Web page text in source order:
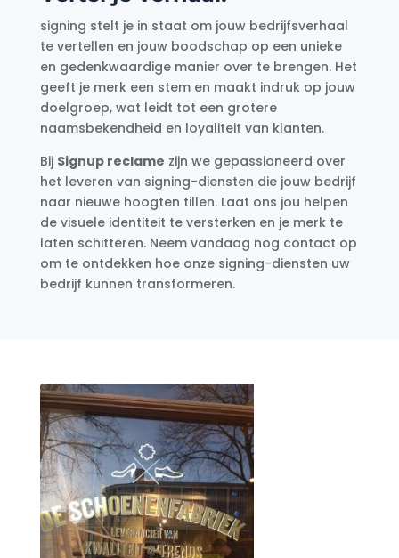
signing stelt je in staat om jouw bedrijfsverhaal
te vertellen en jouw boodschap op een unieke
en gedenkwaardige manier over te brengen. Het
geeft je merk een stem en maakt indruk op jouw
doelgroep, wat leidt tot een grotere
naamsbekendheid en loyaliteit van klanten.
Bij Signup reclame zijn we gepassioneerd over
het leveren van signing-diensten die jouw bedrijf
naar nieuwe hoogten tillen. Laat ons jou helpen
de visuele identiteit te versterken en je merk te
laten schitteren. Neem vandaag nog contact op
om te ontdekken hoe onze signing-diensten uw
bedrijf kunnen transformeren.